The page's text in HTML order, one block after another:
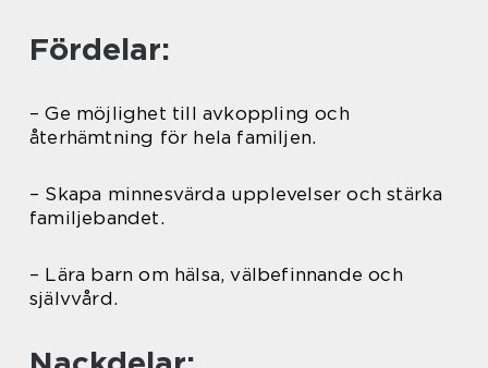
Fördelar:
– Ge möjlighet till avkoppling och
återhämtning för hela familjen.
– Skapa minnesvärda upplevelser och stärka
familjebandet.
– Lära barn om hälsa, välbefinnande och
självvård.